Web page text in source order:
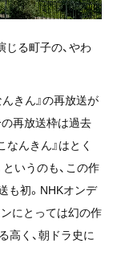
じる町子の、やわ
きん』の再放送が
再放送枠は過去
んきん』はとく
いうのも、この作
も初。NHKオンデ
にとっては幻の作
高く、朝ドラ史に